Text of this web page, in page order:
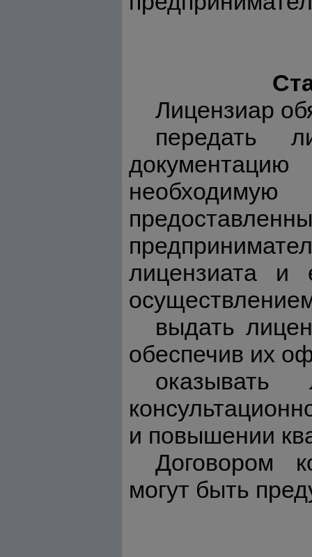
Лицензиар
передать
лицензиата и
выдать
обеспечив их
оказывать
и повышении
Договором
могут быть